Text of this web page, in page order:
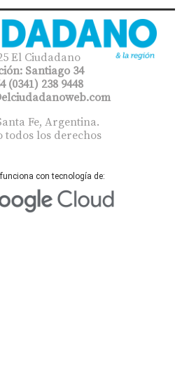
El Ciudadano
Santiago 34
(0341) 238 9448
Fe, Argentina.
todos los derechos
con tecnología de: